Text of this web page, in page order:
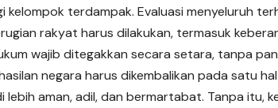
kelompok terdampak. Evaluasi menyeluruh
rakyat harus dilakukan, termasuk
wajib ditegakkan secara setara, tanpa
negara harus dikembalikan pada satu
lebih aman, adil, dan bermartabat. Tanpa itu,